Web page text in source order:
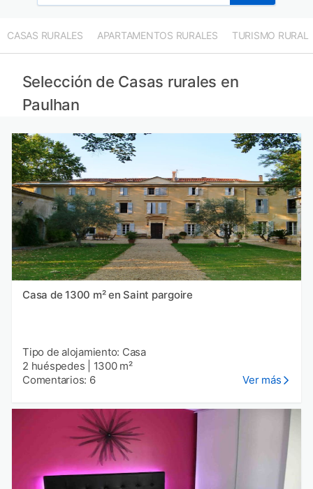
CASAS RURALES APARTAMENTOS RURALES TURISMO RURAL
Selección de Casas rurales en
Paulhan
Casa de 1300 m² en Saint pargoire
Tipo de alojamiento: Casa
2 huéspedes
1300 m²
Comentarios: 6
Ver más